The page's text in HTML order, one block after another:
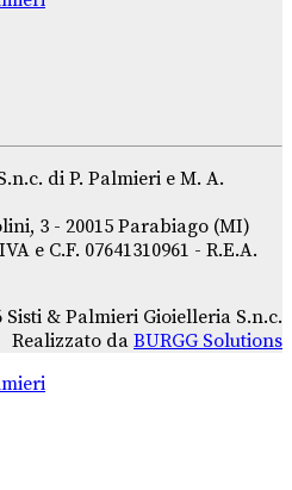
di P. Palmieri e M. A.
3 - 20015 Parabiago (MI)
e C.F. 07641310961 - R.E.A.
Sisti & Palmieri Gioielleria S.n.c.
Realizzato da BURGG Solutions